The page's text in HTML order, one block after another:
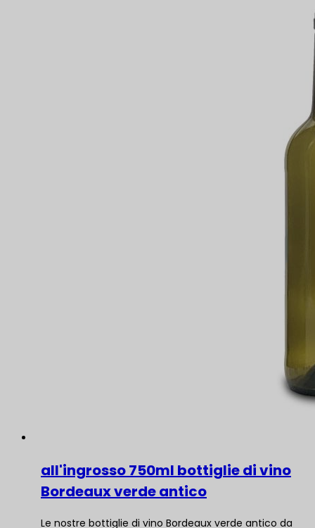
all'ingrosso 750ml bottiglie di vino
Bordeaux verde antico
Le nostre bottiglie di vino Bordeaux verde antico da